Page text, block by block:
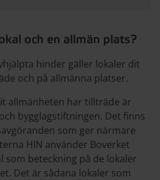
och en allmän plats?
hinder gäller lokaler dit
och på allmänna platser.
allmänheten har tillträde är
bygglagstiftningen. Det finns
som ger närmare
HIN använder Boverket
som beteckning på de lokaler
Det är sådana lokaler som